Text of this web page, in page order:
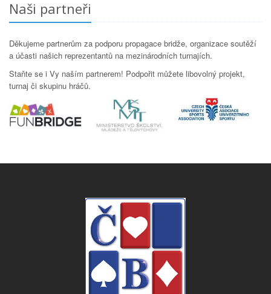
Naši partneři
Děkujeme partnerům za podporu propagace bridže, organizace soutěží
a účasti našich reprezentantů na mezinárodních turnajích.
Staňte se i Vy naším partnerem! Podpořit můžete libovolný projekt,
turnaj či skupinu hráčů.